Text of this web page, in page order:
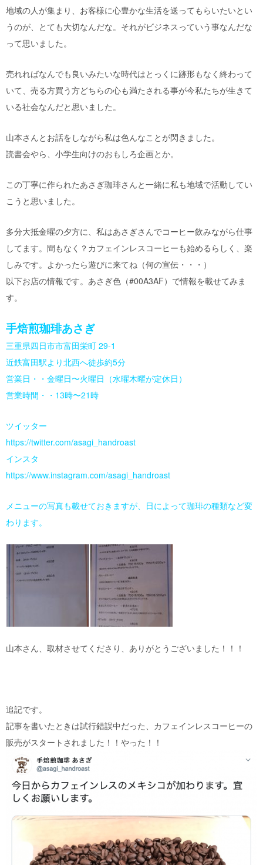
地域の人が集まり、お客様に心豊かな生活を送ってもらいたいとい
うのが、とても大切なんだな。それがビジネスっていう事なんだな
って思いました。
売れればなんでも良いみたいな時代はとっくに跡形もなく終わって
いて、売る方買う方どちらの心も満たされる事が今私たちが生きて
いる社会なんだと思いました。
山本さんとお話をしながら私は色んなことが閃きました。
読書会やら、小学生向けのおもしろ企画とか。
この丁寧に作られたあさぎ珈琲さんと一緒に私も地域で活動してい
こうと思いました。
多分大抵金曜の夕方に、私はあさぎさんでコーヒー飲みながら仕事
してます。間もなく？カフェインレスコーヒーも始めるらしく、楽
しみです。よかったら遊びに来てね（何の宣伝・・・）
以下お店の情報です。あさぎ色（#00A3AF）で情報を載せてみま
す。
手焙煎珈琲あさぎ
三重県四日市市富田栄町 29-1
近鉄富田駅より北西へ徒歩約5分
営業日・・金曜日〜火曜日（水曜木曜が定休日）
営業時間・・13時〜21時
ツイッター
https://twitter.com/asagi_handroast
インスタ
https://www.instagram.com/asagi_handroast
メニューの写真も載せておきますが、日によって珈琲の種類など変
わります。
山本さん、取材させてくださり、ありがとうございました！！！
追記です。
記事を書いたときは試行錯誤中だった、カフェインレスコーヒーの
販売がスタートされました！！やった！！